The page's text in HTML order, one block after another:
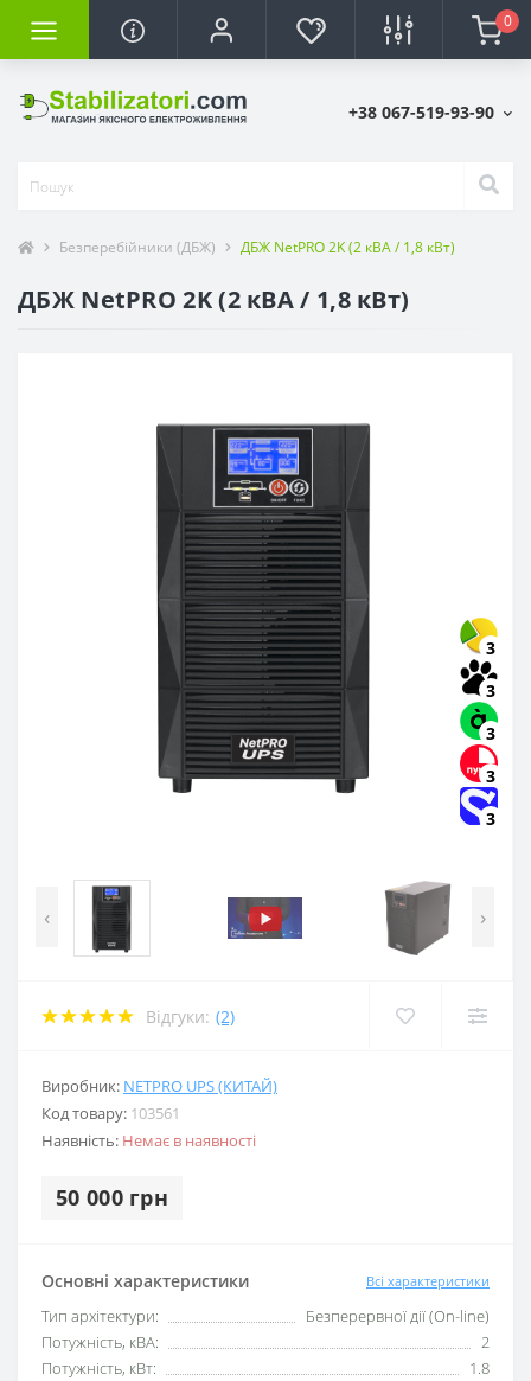
0
+38 067-519-93-90
Безперебійники (ДБЖ) ДБЖ NetPRO 2K (2 кВА / 1,8 кВт)
ДБЖ NetPRO 2K (2 кВА / 1,8 кВт)
3
3
3
3
3
‹ ›
Відгуки: (2)
Виробник: NETPRO UPS (КИТАЙ)
Код товару: 103561
Наявність: Немає в наявності
50 000 грн
Основні характеристики Всі характеристики
Тип архітектури:
Безперервної дії (On-line)
Потужність, кВА:
2
Потужність, кВт:
1.8